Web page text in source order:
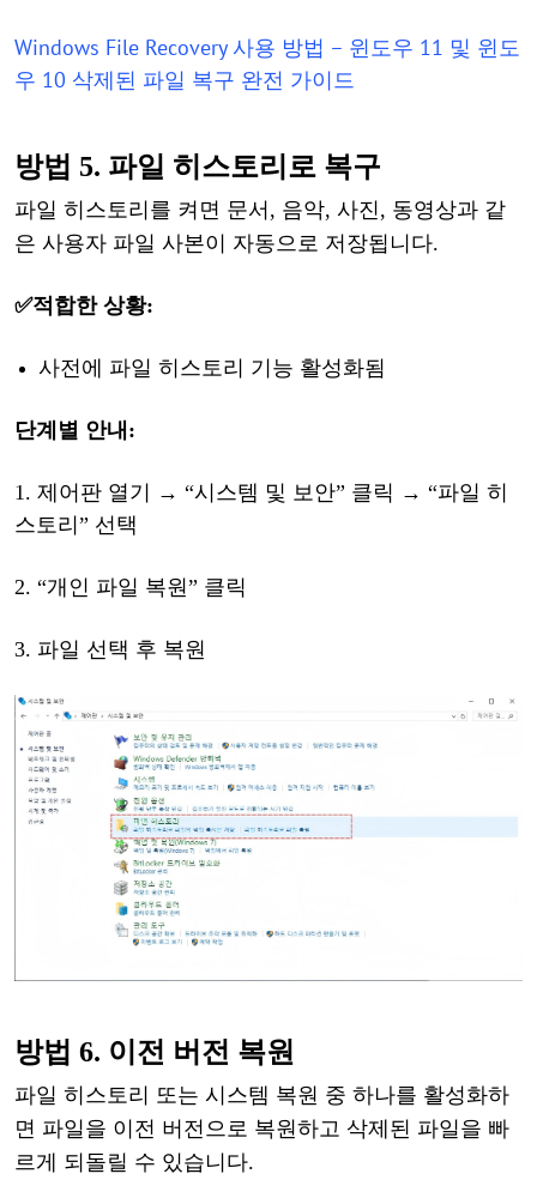
Windows File Recovery 사용 방법 – 윈도우 11 및 윈도
우 10 삭제된 파일 복구 완전 가이드
방법 5. 파일 히스토리로 복구
파일 히스토리 를 켜면 문서 , 음악, 사진, 동영상과 같
은 사용자 파일 사본이 자동으로 저장됩니다.
✅적합한 상황:
사전에 파일 히스토리 기능 활성화됨
단계별 안내 :
1. 제어판 열기 → “시스템 및 보안” 클릭 → “파일 히
스토리 ” 선택
2. “개인 파일 복원” 클릭
3. 파일 선택 후 복원
방법 6. 이전 버전 복원
파일 히스토리 또는 시스템 복원 중 하나를 활성화하
면 파일을 이전 버전으로 복원하고 삭제된 파일을 빠
르게
되돌릴 수 있습니다.